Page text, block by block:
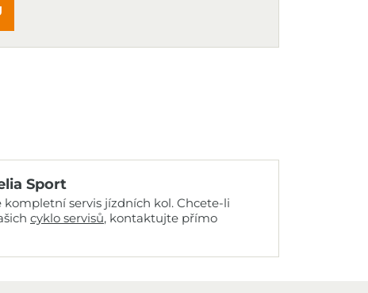
Sport
servis jízdních kol. Chcete-li
cyklo servisů, kontaktujte přímo